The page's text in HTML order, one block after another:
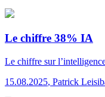
Le chiffre 38% IA
Le chiffre sur
15.08.2025, Patrick